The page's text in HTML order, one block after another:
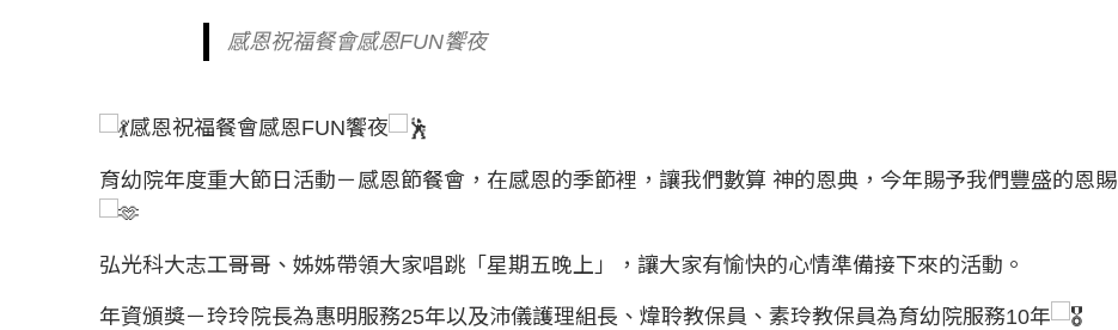
感恩祝福餐會感恩FUN饗夜
感恩祝福餐會感恩FUN饗夜
育幼院年度重大節日活動－感恩節餐會，在感恩的季節裡，讓我們數算 神的恩典，今年賜予我們豐盛的恩賜
弘光科大志工哥哥、姊姊帶領大家唱跳「星期五晚上」，讓大家有愉快的心情準備接下來的活動。
年資頒獎－玲玲院長為惠明服務25年以及沛儀護理組長、煒聆教保員、素玲教保員為育幼院服務10年